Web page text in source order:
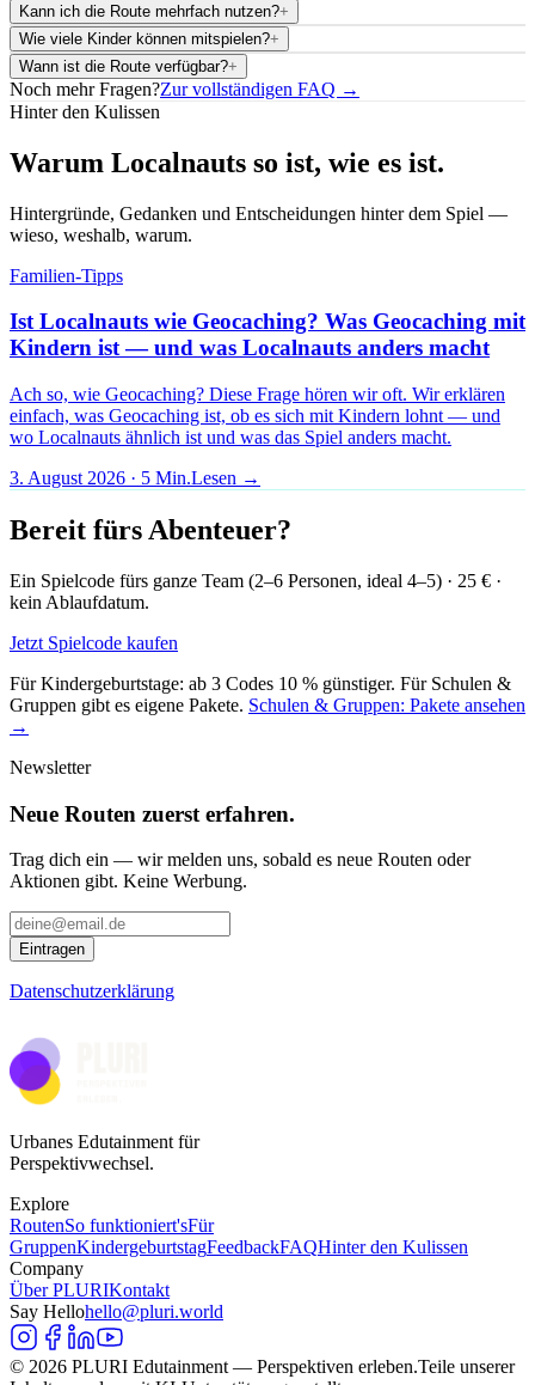
Kann ich die Route mehrfach nutzen?+
Wie viele Kinder können mitspielen?+
Wann ist die Route verfügbar?+
Noch mehr Fragen?Zur vollständigen FAQ →
Hinter den Kulissen
Warum Localnauts so ist, wie es ist.
Hintergründe, Gedanken und Entscheidungen hinter dem Spiel —
wieso, weshalb, warum.
Familien-Tipps
Ist Localnauts wie Geocaching? Was Geocaching mit
Kindern ist — und was Localnauts anders macht
Ach so, wie Geocaching? Diese Frage hören wir oft. Wir erklären
einfach, was Geocaching ist, ob es sich mit Kindern lohnt — und
wo Localnauts ähnlich ist und was das Spiel anders macht.
3. August 2026 · 5 Min.Lesen →
Bereit fürs Abenteuer?
Ein Spielcode fürs ganze Team (2–6 Personen, ideal 4–5) · 25 € ·
kein Ablaufdatum.
Jetzt Spielcode kaufen
Für Kindergeburtstage: ab 3 Codes 10 % günstiger. Für Schulen &
Gruppen gibt es eigene Pakete. Schulen & Gruppen: Pakete ansehen
→
Newsletter
Neue Routen zuerst erfahren.
Trag dich ein — wir melden uns, sobald es neue Routen oder
Aktionen gibt. Keine Werbung.
Eintragen
Datenschutzerklärung
Urbanes Edutainment für
Perspektivwechsel.
Explore
RoutenSo funktioniert'sFür
GruppenKindergeburtstagFeedbackFAQHinter den Kulissen
Company
Über PLURIKontakt
Say Hellohello@pluri.world
© 2026 PLURI Edutainment — Perspektiven erleben.Teile unserer